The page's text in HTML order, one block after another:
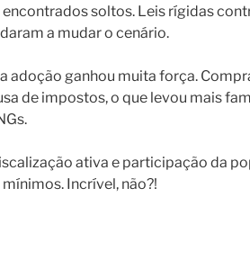
soltos. Leis rígidas
a mudar o cenário.
adoção ganhou muita força.
de impostos, o que levou mais
ativa e participação da
Incrível, não?!